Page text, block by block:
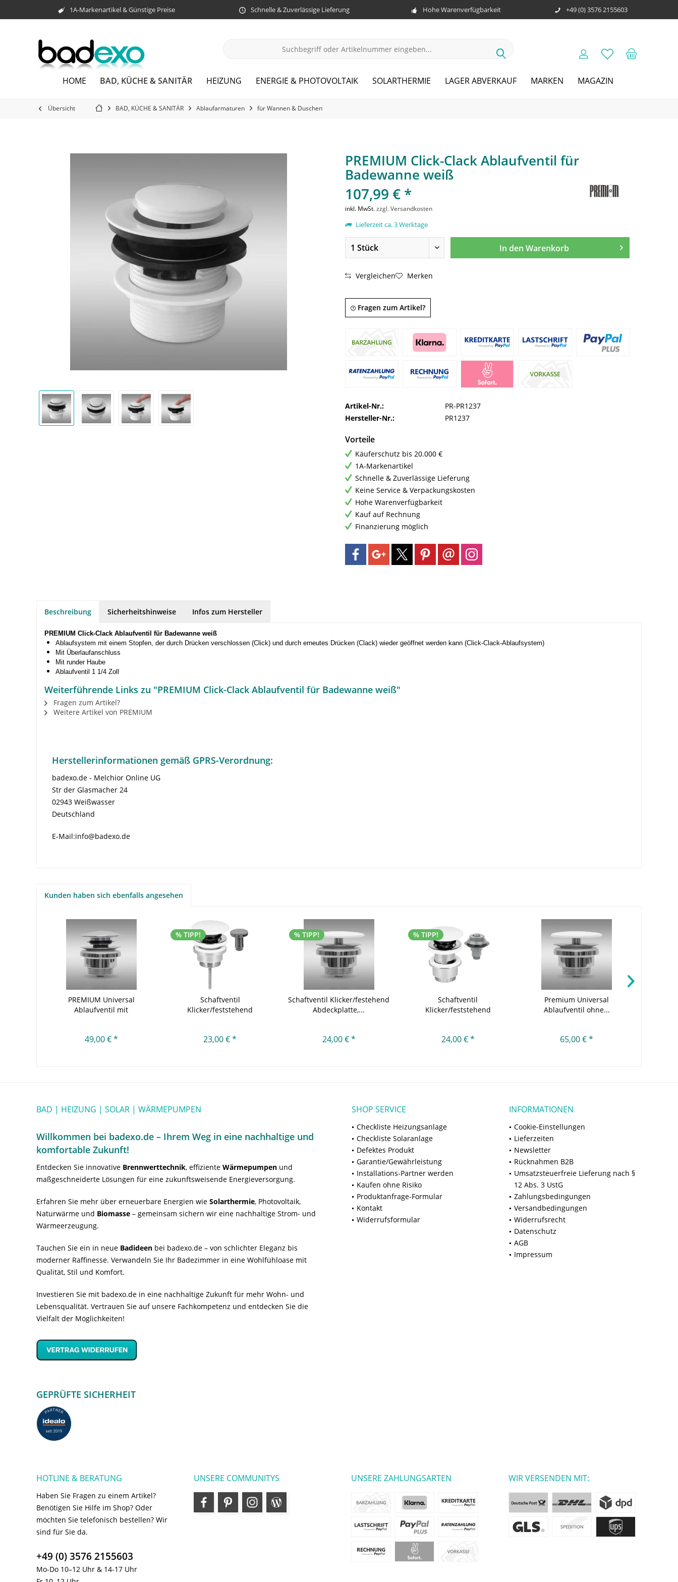
1A-Markenartikel & Günstige Preise Schnelle & Zuverlässige Lieferung Hohe Warenverfügbarkeit +49 (0) 3576 2155603
HOME BAD, KÜCHE & SANITÄR HEIZUNG ENERGIE & PHOTOVOLTAIK SOLARTHERMIE LAGER ABVERKAUF MARKEN MAGAZIN
Übersicht BAD, KÜCHE & SANITÄR Ablaufarmaturen für Wannen & Duschen
PREMIUM Click-Clack Ablaufventil für
Badewanne weiß
107,99 € *
inkl. MwSt.zzgl. Versandkosten
Lieferzeit ca. 3 Werktage
In den Warenkorb
Vergleichen Merken
Fragen zum Artikel?
Artikel-Nr.:
PR-PR1237
Hersteller-Nr.:
PR1237
Vorteile
Käuferschutz bis 20.000 €
1A-Markenartikel
Schnelle & Zuverlässige Lieferung
Keine Service & Verpackungskosten
Hohe Warenverfügbarkeit
Kauf auf Rechnung
Finanzierung möglich
Beschreibung Sicherheitshinweise Infos zum Hersteller
PREMIUM Click-Clack Ablaufventil für Badewanne weiß
Ablaufsystem mit einem Stopfen, der durch Drücken verschlossen (Click) und durch erneutes Drücken (Clack) wieder geöffnet werden kann (Click-Clack-Ablaufsystem)
Mit Überlaufanschluss
Mit runder Haube
Ablaufventil 1 1/4 Zoll
Weiterführende Links zu "PREMIUM Click-Clack Ablaufventil für Badewanne weiß"
Fragen zum Artikel?
Weitere Artikel von PREMIUM
Herstellerinformationen gemäß GPRS-Verordnung:
badexo.de - Melchior Online UG
Str der Glasmacher 24
02943 Weißwasser
Deutschland
E-Mail:info@badexo.de
Kunden haben sich ebenfalls angesehen
PREMIUM Universal
Ablaufventil mit
49,00 € *
% TIPP!
Schaftventil
Klicker/feststehend
23,00 € *
% TIPP!
Schaftventil Klicker/festehend
Abdeckplatte,...
24,00 € *
% TIPP!
Schaftventil
Klicker/feststehend
24,00 € *
Premium Universal
Ablaufventil ohne...
65,00 € *
BAD | HEIZUNG | SOLAR | WÄRMEPUMPEN
Willkommen bei badexo.de – Ihrem Weg in eine nachhaltige und
komfortable Zukunft!
Entdecken Sie innovative Brennwerttechnik, effiziente Wärmepumpen und
maßgeschneiderte Lösungen für eine zukunftsweisende Energieversorgung.
Erfahren Sie mehr über erneuerbare Energien wie Solarthermie, Photovoltaik,
Naturwärme und Biomasse – gemeinsam sichern wir eine nachhaltige Strom- und
Wärmeerzeugung.
Tauchen Sie ein in neue Badideen bei badexo.de – von schlichter Eleganz bis
moderner Raffinesse. Verwandeln Sie Ihr Badezimmer in eine Wohlfühloase mit
Qualität, Stil und Komfort.
Investieren Sie mit badexo.de in eine nachhaltige Zukunft für mehr Wohn- und
Lebensqualität. Vertrauen Sie auf unsere Fachkompetenz und entdecken Sie die
Vielfalt der Möglichkeiten!
GEPRÜFTE SICHERHEIT
SHOP SERVICE
Checkliste Heizungsanlage
Checkliste Solaranlage
Defektes Produkt
Garantie/Gewährleistung
Installations-Partner werden
Kaufen ohne Risiko
Produktanfrage-Formular
Kontakt
Widerrufsformular
INFORMATIONEN
Cookie-Einstellungen
Lieferzeiten
Newsletter
Rücknahmen B2B
Umsatzsteuerfreie Lieferung nach §
12 Abs. 3 UstG
Zahlungsbedingungen
Versandbedingungen
Widerrufsrecht
Datenschutz
AGB
Impressum
HOTLINE & BERATUNG
Haben Sie Fragen zu einem Artikel?
Benötigen Sie Hilfe im Shop? Oder
möchten Sie telefonisch bestellen? Wir
sind für Sie da.
+49 (0) 3576 2155603
Mo-Do 10–12 Uhr & 14-17 Uhr
UNSERE COMMUNITYS UNSERE ZAHLUNGSARTEN WIR VERSENDEN MIT: